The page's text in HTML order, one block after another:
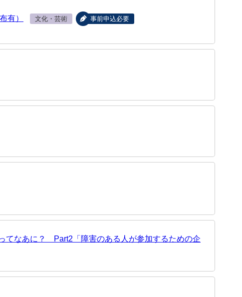
有） 文化・芸術 事前申込必要
てなあに？ Part2「障害のある人が参加するための企